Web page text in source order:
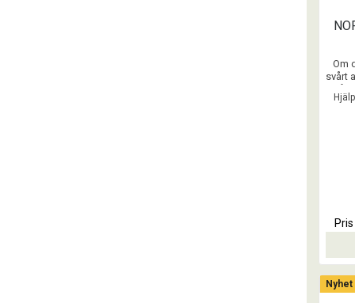
Om
svårt
Nyhet